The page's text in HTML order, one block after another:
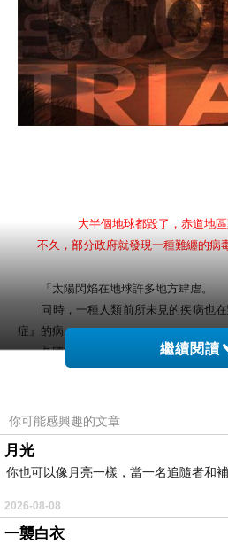
大半個地球都毀了，赤道地
不久，部分政府就發現一種難纏的病
「太陽閃焰在地球許多地方肆虐。
同時，一種人類前所未見的疾病也在
症』的病。
各國政府——依然存在的那些——破天
各位是這場戰鬥的重要角色，你們都
因為，很遺憾，你們每個人都感染了
實驗尚未結束。
繼續閱讀
你可能感興趣的文章
月光
你也可以像月亮一樣，當一名追隨者和
2026-08-08
一襲白衣